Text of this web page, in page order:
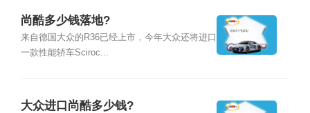
尚酷多少钱落地?
来自德国大众的R36已经上市，今年大众还将进口
一款性能轿车Sciroc...
大众进口尚酷多少钱?